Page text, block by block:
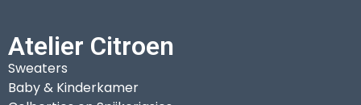
Atelier Citroen
Sweaters
Baby & Kinderkamer